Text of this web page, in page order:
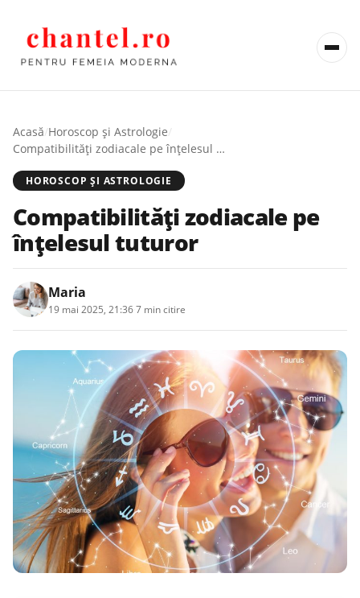
Acasă/Horoscop și Astrologie/
Compatibilități zodiacale pe înțelesul tuturor
HOROSCOP ȘI ASTROLOGIE
Compatibilități zodiacale pe
înțelesul tuturor
Maria
19 mai 2025, 21:367 min citire